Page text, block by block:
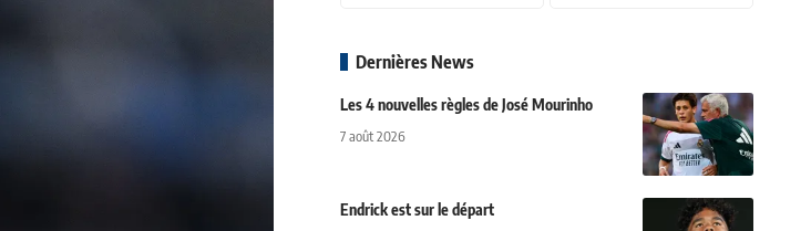
Dernières News
Les 4 nouvelles règles de José Mourinho
7 août 2026
Endrick est sur le départ